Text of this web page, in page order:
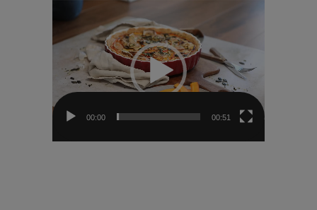
Video-
00:00 00:51